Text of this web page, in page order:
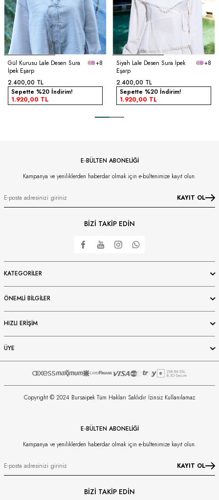
Gül Kurusu Lale Desen Sura
İpek Eşarp
+8
2.400,00 TL
Sepette %20 İndirim!
1.920,00 TL
Siyah Lale Desen Sura İpek
Eşarp
+8
2.400,00 TL
Sepette %20 İndirim!
1.920,00 TL
E-BÜLTEN ABONELİĞİ
Kampanya ve yeniliklerden haberdar olmak için e-bültenimize kayıt olun.
KAYIT OL
BİZİ TAKİP EDİN
KATEGORILER
ÖNEMLI BILGILER
HIZLI ERIŞIM
ÜYE
Copyright © 2024 Bursaipek Tüm Hakları Saklıdır İzinsiz Kullanılamaz
E-BÜLTEN ABONELİĞİ
Kampanya ve yeniliklerden haberdar olmak için e-bültenimize kayıt olun.
KAYIT OL
BİZİ TAKİP EDİN